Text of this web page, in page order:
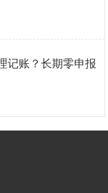
记账？长期零申报